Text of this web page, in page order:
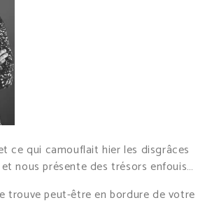
ce qui camouflait hier les disgrâces
nous présente des trésors enfouis…
trouve peut-être en bordure de votre